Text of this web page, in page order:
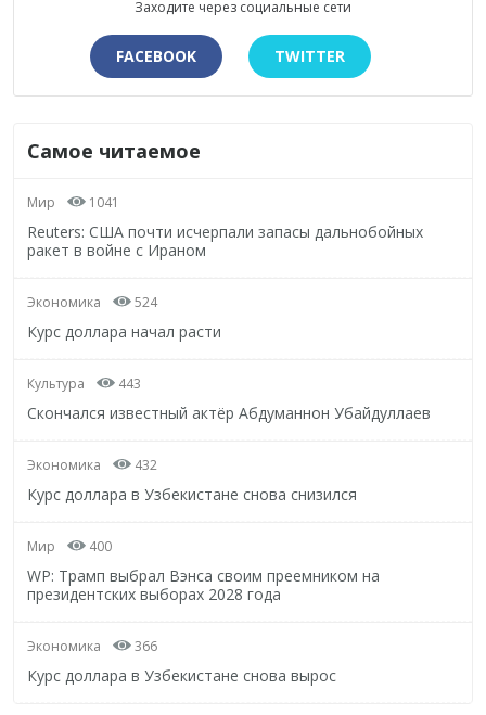
Заходите через социальные сети
FACEBOOK TWITTER
Самое читаемое
Мир 1041
Reuters: США почти исчерпали запасы дальнобойных
ракет в войне с Ираном
Экономика 524
Курс доллара начал расти
Культура 443
Скончался известный актёр Абдуманнон Убайдуллаев
Экономика 432
Курс доллара в Узбекистане снова снизился
Мир 400
WP: Трамп выбрал Вэнса своим преемником на
президентских выборах 2028 года
Экономика 366
Курс доллара в Узбекистане снова вырос